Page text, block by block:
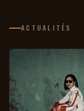
ACTUALITÉS